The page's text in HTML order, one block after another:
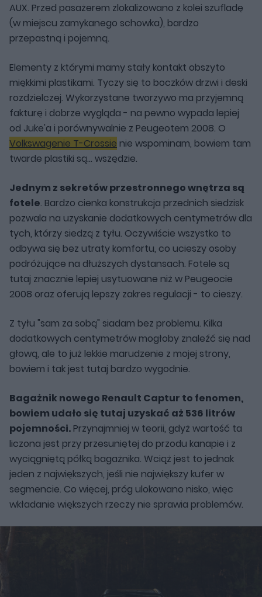
AUX. Przed pasażerem zlokalizowano z kolei szufladę
(w miejscu zamykanego schowka), bardzo
przepastną i pojemną.
Elementy z którymi mamy stały kontakt obszyto
miękkimi plastikami. Tyczy się to boczków drzwi i deski
rozdzielczej. Wykorzystane tworzywo ma przyjemną
fakturę i dobrze wygląda - na pewno wypada lepiej
od Juke'a i porównywalnie z Peugeotem 2008. O
Volkswagenie T-Crossie nie wspominam, bowiem tam
twarde plastiki są... wszędzie.
Jednym z sekretów przestronnego wnętrza są
fotele. Bardzo cienka konstrukcja przednich siedzisk
pozwala na uzyskanie dodatkowych centymetrów dla
tych, którzy siedzą z tyłu. Oczywiście wszystko to
odbywa się bez utraty komfortu, co ucieszy osoby
podróżujące na dłuższych dystansach. Fotele są
tutaj znacznie lepiej usytuowane niż w Peugeocie
2008 oraz oferują lepszy zakres regulacji - to cieszy.
Z tyłu "sam za sobą" siadam bez problemu. Kilka
dodatkowych centymetrów mogłoby znaleźć się nad
głową, ale to już lekkie marudzenie z mojej strony,
bowiem i tak jest tutaj bardzo wygodnie.
Bagażnik nowego Renault Captur to fenomen,
bowiem udało się tutaj uzyskać aż 536 litrów
pojemności. Przynajmniej w teorii, gdyż wartość ta
liczona jest przy przesuniętej do przodu kanapie i z
wyciągniętą półką bagażnika. Wciąż jest to jednak
jeden z największych, jeśli nie największy kufer w
segmencie. Co więcej, próg ulokowano nisko, więc
wkładanie większych rzeczy nie sprawia problemów.